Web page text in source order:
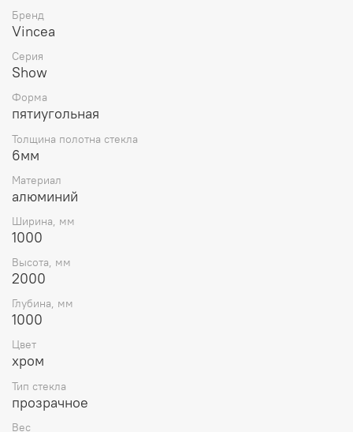
Бренд
Vincea
Серия
Show
Форма
пятиугольная
Толщина полотна стекла
6мм
Материал
алюминий
Ширина, мм
1000
Высота, мм
2000
Глубина, мм
1000
Цвет
хром
Тип стекла
прозрачное
Вес